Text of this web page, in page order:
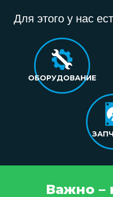
Для этого у нас
ОБОРУДОВАНИЕ
Важно –